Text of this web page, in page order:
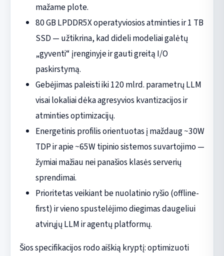
mažame plote.
80 GB LPDDR5X operatyviosios atminties ir 1 TB
SSD — užtikrina, kad dideli modeliai galėtų
„gyventi“ įrenginyje ir gauti greitą I/O
paskirstymą.
Gebėjimas paleisti iki 120 mlrd. parametrų LLM
visai lokaliai dėka agresyvios kvantizacijos ir
atminties optimizacijų.
Energetinis profilis orientuotas į maždaug ~30W
TDP ir apie ~65W tipinio sistemos suvartojimo —
žymiai mažiau nei panašios klasės serverių
sprendimai.
Prioritetas veikiant be nuolatinio ryšio (offline-
first) ir vieno spustelėjimo diegimas daugeliui
atvirųjų LLM ir agentų platformų.
Šios specifikacijos rodo aiškią kryptį: optimizuoti